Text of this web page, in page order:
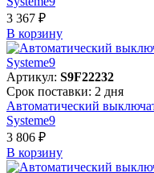
3 367 ₽
В корзинy
Артикул: S9F22232
Срок поставки: 2 дня
Автоматический
Systeme9
3 806 ₽
В корзинy